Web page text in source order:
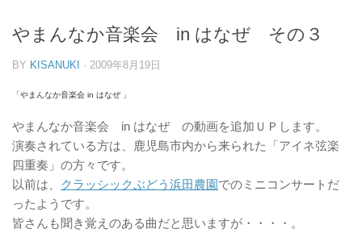
やまんなか音楽会 in はなぜ その３
BY KISANUKI · 2009年8月19日
「 やまんなか音楽会 in はなぜ」
やまんなか音楽会 in はなぜ の動画を追加ＵＰします。
演奏されている方は、鹿児島市内から来られた「アイネ弦楽
四重奏」の方々です。
以前は、
クラッシックぶどう浜田農園でのミニコンサートだ
ったようです。
皆さんも聞き覚えのある曲だと思いますが・・・・。